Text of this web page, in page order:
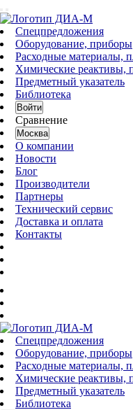
Спецпредложения
Оборудование, приборы
Расходные материалы,
Химические реактивы,
Предметный указатель
Библиотека
Войти
Сравнение
Москва
О компании
Новости
Блог
Производители
Партнеры
Технический сервис
Доставка и оплата
Контакты
Спецпредложения
Оборудование, приборы
Расходные материалы,
Химические реактивы,
Предметный указатель
Библиотека